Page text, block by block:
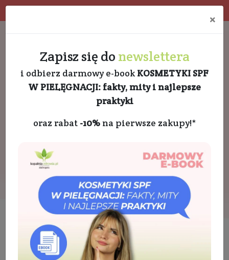
Eko dom Kosmetyki dla zwierząt
myjąco - nawilżający do pielęgnacji
×
Zapisz się do newslettera
i odbierz darmowy e-book KOSMETYKI SPF
W PIELĘGNACJI: fakty, mity i najlepsze
praktyki
oraz rabat -10%na pierwsze zakupy!*